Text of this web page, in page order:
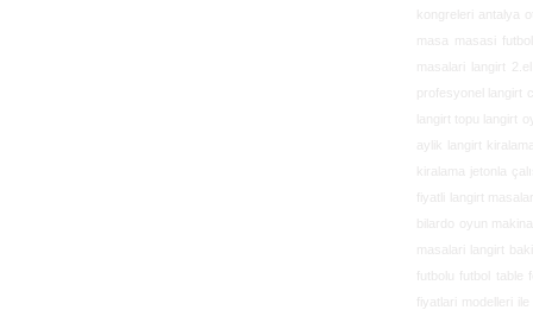
kongreleri antalya
masa masasi
masalari langirt
profesyonel langirt
langirt topu langirt
aylik langirt
kiralama jetonla
fiyatli langirt
bilardo oyun
masalari langirt
futbolu futbol table
fiyatlari modelleri